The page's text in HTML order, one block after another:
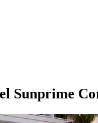
Sunprime